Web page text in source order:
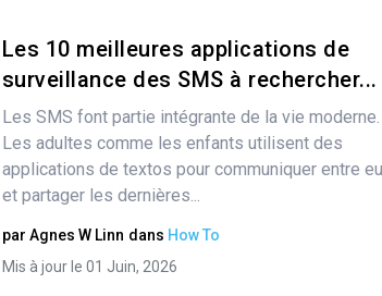
Partager
Les 10 meilleures applications de
surveillance des SMS à rechercher...
Les SMS font partie intégrante de la vie moderne.
Les adultes comme les enfants utilisent des
applications de textos pour communiquer entre
et partager les dernières...
par Agnes W Linn dans How To
Mis à jour le 01 Juin, 2026